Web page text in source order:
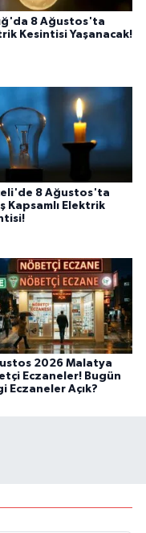
8 Ağustos'ta
Kesintisi Yaşanacak!
8 Ağustos'ta
Kapsamlı Elektrik
2026 Malatya
Eczaneler! Bugün
Eczaneler Açık?